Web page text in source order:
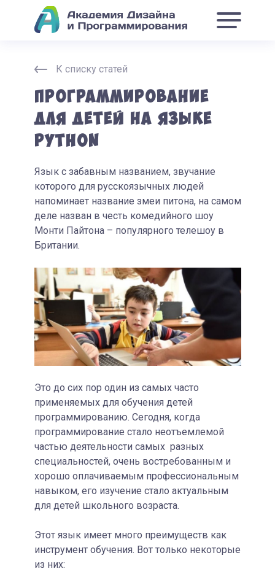
К списку статей
Программирование
для детей на языке
Python
Язык с забавным названием, звучание
которого для русскоязычных людей
напоминает название змеи питона, на самом
деле назван в честь комедийного шоу
Монти Пайтона – популярного телешоу в
Британии.
Это до сих пор один из самых часто
применяемых для обучения детей
программированию. Сегодня, когда
программирование стало неотъемлемой
частью деятельности самых разных
специальностей, очень востребованным и
хорошо оплачиваемым профессиональным
навыком, его изучение стало актуальным
для детей школьного возраста.
Этот язык имеет много преимуществ как
инструмент обучения. Вот только некоторые
из них: